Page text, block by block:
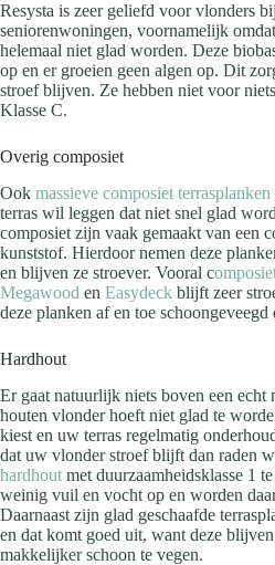
Resysta is zeer geliefd voor vlonders
seniorenwoningen, voornamelijk
helemaal niet glad worden. Deze
op en er groeien geen algen op. Dit
stroef blijven. Ze hebben niet voor
Klasse C.
Overig composiet
Ook massieve composiet terrasplanken
terras wil leggen dat niet snel glad
composiet zijn vaak gemaakt van een
kunststof. Hierdoor nemen deze
en blijven ze stroever. Vooral c
Megawood en Easydeck blijft zeer
deze planken af en toe
Hardhout
Er gaat natuurlijk niets boven een echt
houten vlonder hoeft niet glad te
kiest en uw terras regelmatig
dat uw vlonder stroef blijft dan raden
hardhout met duurzaamheidsklasse 1
weinig vuil en vocht op en worden
Daarnaast zijn glad geschaafde
en dat komt goed uit, want deze
makkelijker schoon te vegen.